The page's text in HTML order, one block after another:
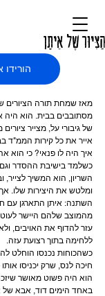
הַצִּיּוּר שֶׁל אֵיתָן
מאז שמחת תורה הציורים
מסתובבים בבית. הוא היה
של גיבורי על, מצייר
אייר את כל קירות הממ"ד
איך היה לו פנאי? כי הוא
כשלמד בישיבת ההסדר
השריון, הוא המשיך
ומלטש את היצירות שלו.
השתנה: איתן התארגן עם
מהמוצב שלהם היישר
עזר להדוף את האויבים,
ללחימה בתוך רצועת עזה.
כשהכוחות נכנסו הוחלט
חיכה לנס, שרק יכניסו
הוא היה פשוט מאושר
באחד הימים דוד, אבא של